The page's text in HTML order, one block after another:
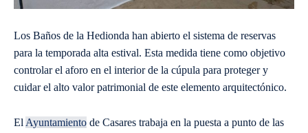
Los Baños de la Hedionda han abierto el sistema de reservas
para la temporada alta estival. Esta medida tiene como objetivo
controlar el aforo en el interior de la cúpula para proteger y
cuidar el alto valor patrimonial de este elemento arquitectónico.
ElAyuntamiento de Casares trabaja en la puesta a punto de las